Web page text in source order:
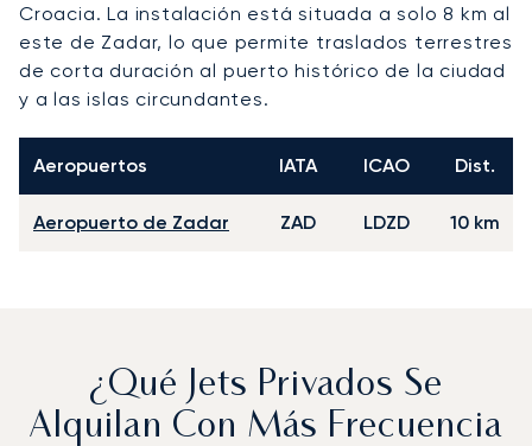
Croacia. La instalación está situada a solo 8 km al
este de Zadar, lo que permite traslados terrestres
de corta duración al puerto histórico de la ciudad
y a las islas circundantes.
Aeropuertos IATA ICAO Dist.
Aeropuerto de Zadar ZAD LDZD 10 km
¿Qué Jets Privados Se
Alquilan Con Más Frecuencia